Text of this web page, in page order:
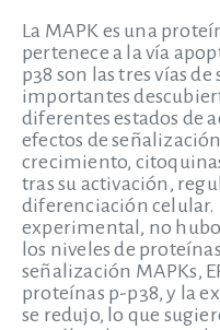
La MAPK es una
pertenece a la vía
p38 son las tres vías
importantes
diferentes estados de
efectos de
crecimiento,
tras su activación,
diferenciación celular.
experimental, no
los niveles de
señalización MAPKs,
proteínas p-p38, y la
se redujo, lo que